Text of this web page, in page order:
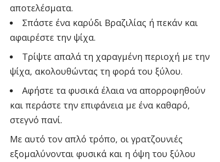
αποτελέσματα.
Σπάστε ένα καρύδι Βραζιλίας ή πεκάν και
αφαιρέστε την ψίχα.
Τρίψτε απαλά τη χαραγμένη περιοχή με την
ψίχα, ακολουθώντας τη φορά του ξύλου.
Αφήστε τα φυσικά έλαια να απορροφηθούν
και περάστε την επιφάνεια με ένα καθαρό,
στεγνό πανί.
Με αυτό τον απλό τρόπο, οι γρατζουνιές
εξομαλύνονται φυσικά και η όψη του ξύλου